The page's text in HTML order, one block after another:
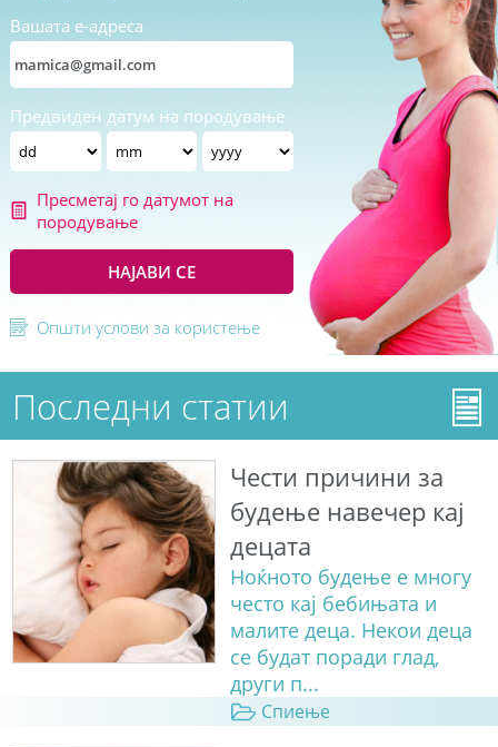
Вашата е-адреса
Предвиден датум на породување
Пресметај го датумот на
породување
НАЈАВИ СЕ
Општи услови за користење
Последни статии
Чести причини за
будење навечер кај
децата
Ноќното будење е многу
често кај бебињата и
малите деца. Некои деца
се будат поради глад,
други п...
Спиење